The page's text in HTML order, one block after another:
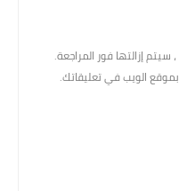
إزالتها فور المراجعة.